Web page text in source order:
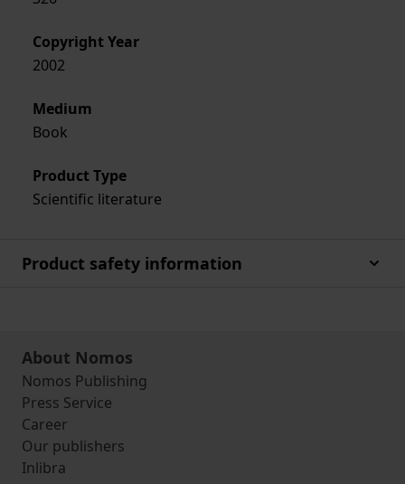
Copyright Year
2002
Medium
Book
Product Type
Scientific literature
Product safety information
About Nomos
Nomos Publishing
Press Service
Career
Our publishers
Inlibra